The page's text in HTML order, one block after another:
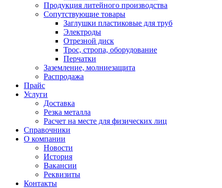
Продукция литейного производства
Сопутствующие товары
Заглушки пластиковые для труб
Электроды
Отрезной диск
Трос, стропа, оборудование
Перчатки
Заземление, молниезащита
Распродажа
Прайс
Услуги
Доставка
Резка металла
Расчет на месте для физических лиц
Справочники
О компании
Новости
История
Вакансии
Реквизиты
Контакты